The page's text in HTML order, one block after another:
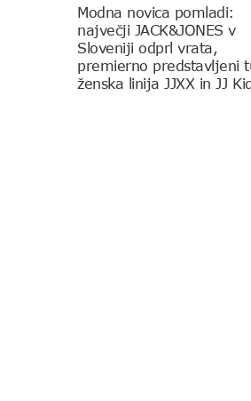
Modna novica pomladi:
največji JACK&JONES v
Sloveniji odprl vrata,
premierno predstavljeni
ženska linija JJXX in JJ